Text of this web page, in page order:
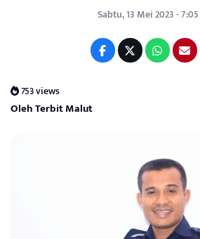
Sabtu, 13 Mei 2023 -
753 views
Oleh Terbit Malut